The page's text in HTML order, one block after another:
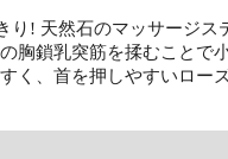
! 天然石のマッサージ
胸鎖乳突筋を揉むことで
く、首を押しやすいロー